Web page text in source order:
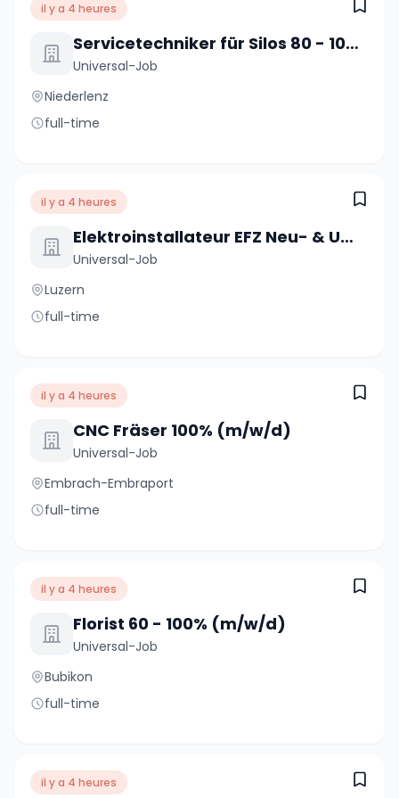
il y a 4 heures
Servicetechniker für Silos 80 - 100% (m/w/d)
Universal-Job
Niederlenz
full-time
il y a 4 heures
Elektroinstallateur EFZ Neu- & Umbauten 80 - 100% (m/w/d)
Universal-Job
Luzern
full-time
il y a 4 heures
CNC Fräser 100% (m/w/d)
Universal-Job
Embrach-Embraport
full-time
il y a 4 heures
Florist 60 - 100% (m/w/d)
Universal-Job
Bubikon
full-time
il y a 4 heures